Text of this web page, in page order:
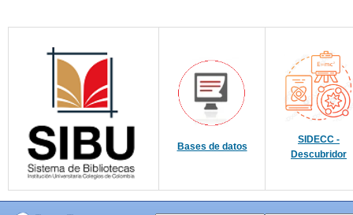
Bases de datos
SIDECC -
Descubridor